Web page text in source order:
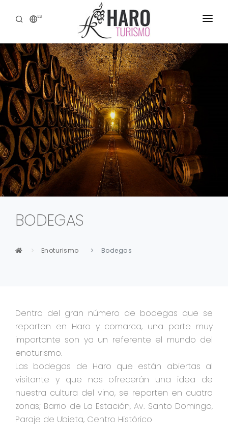
ES
DESCUBRE HARO
SERVICIOS
PATRIMONIO
ENOTURISMO
GASTRONOMÍA
EXPERIENCIAS
CONTACTO
BODEGAS
Enoturismo Bodegas
Dentro del gran número de bodegas que se
reparten en Haro y comarca, una parte muy
importante son ya un referente el mundo del
enoturismo.
Las bodegas de Haro que están abiertas al
visitante y que nos ofrecerán una idea de
nuestra cultura del vino, se reparten en cuatro
zonas; Barrio de La Estación, Av. Santo Domingo,
Paraje de Ubieta, Centro Histórico